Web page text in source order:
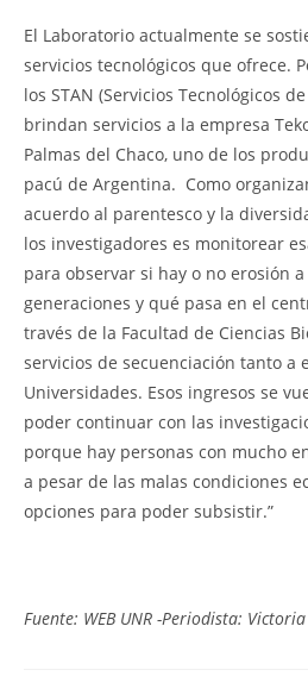
El Laboratorio actualmente se
servicios tecnológicos que ofrece.
los STAN (Servicios Tecnológicos
brindan servicios a la empresa
Palmas del Chaco, uno de los
pacú de Argentina. Como
acuerdo al parentesco y la
los investigadores es monitorear
para observar si hay o no erosión
generaciones y qué pasa en el
través de la Facultad de Ciencias
servicios de secuenciación tanto a
Universidades. Esos ingresos se
poder continuar con las
porque hay personas con mucho
a pesar de las malas condiciones
opciones para poder subsistir.”
Fuente: WEB UNR -Periodista: